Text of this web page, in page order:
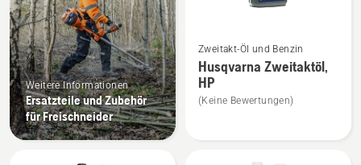
Weitere Informationen
Ersatzteile und Zubehör
für Freischneider
Details
zu
Husqvarna
Zweitaktöl,
Zweitakt-Öl und Benzin
Husqvarna Zweitaktöl,
HP
(Keine Bewertungen)